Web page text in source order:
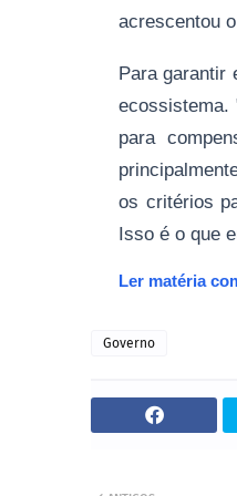
acrescentou
Para garantir
para
os critérios
Isso é o que
Ler matéria
Governo